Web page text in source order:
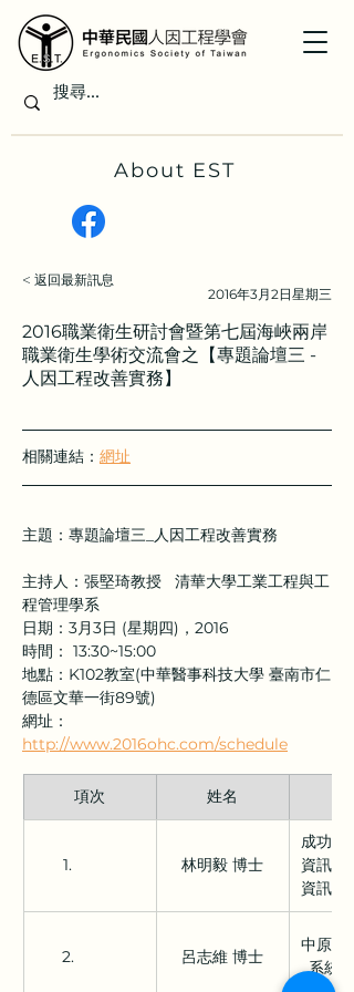
About EST
< 返回最新訊息
2016年3月2日星期三
2016職業衛生研討會暨第七屆海峽兩岸
職業衛生學術交流會之【專題論壇三 -
人因工程改善實務】
相關連結： 網址
主題：專題論壇三_人因工程改善實務
主持人：張堅琦教授   清華大學工業工程與工
程管理學系
日期：3月3日 (星期四)，2016
時間： 13:30~15:00
地點：K102教室(中華醫事科技大學 臺南市仁
德區文華一街89號)
網址：
http://www.2016ohc.com/schedule
項次 姓名
1. 林明毅 博士
成功大
資訊管
資訊管
2. 呂志維 博士
中原大
系統